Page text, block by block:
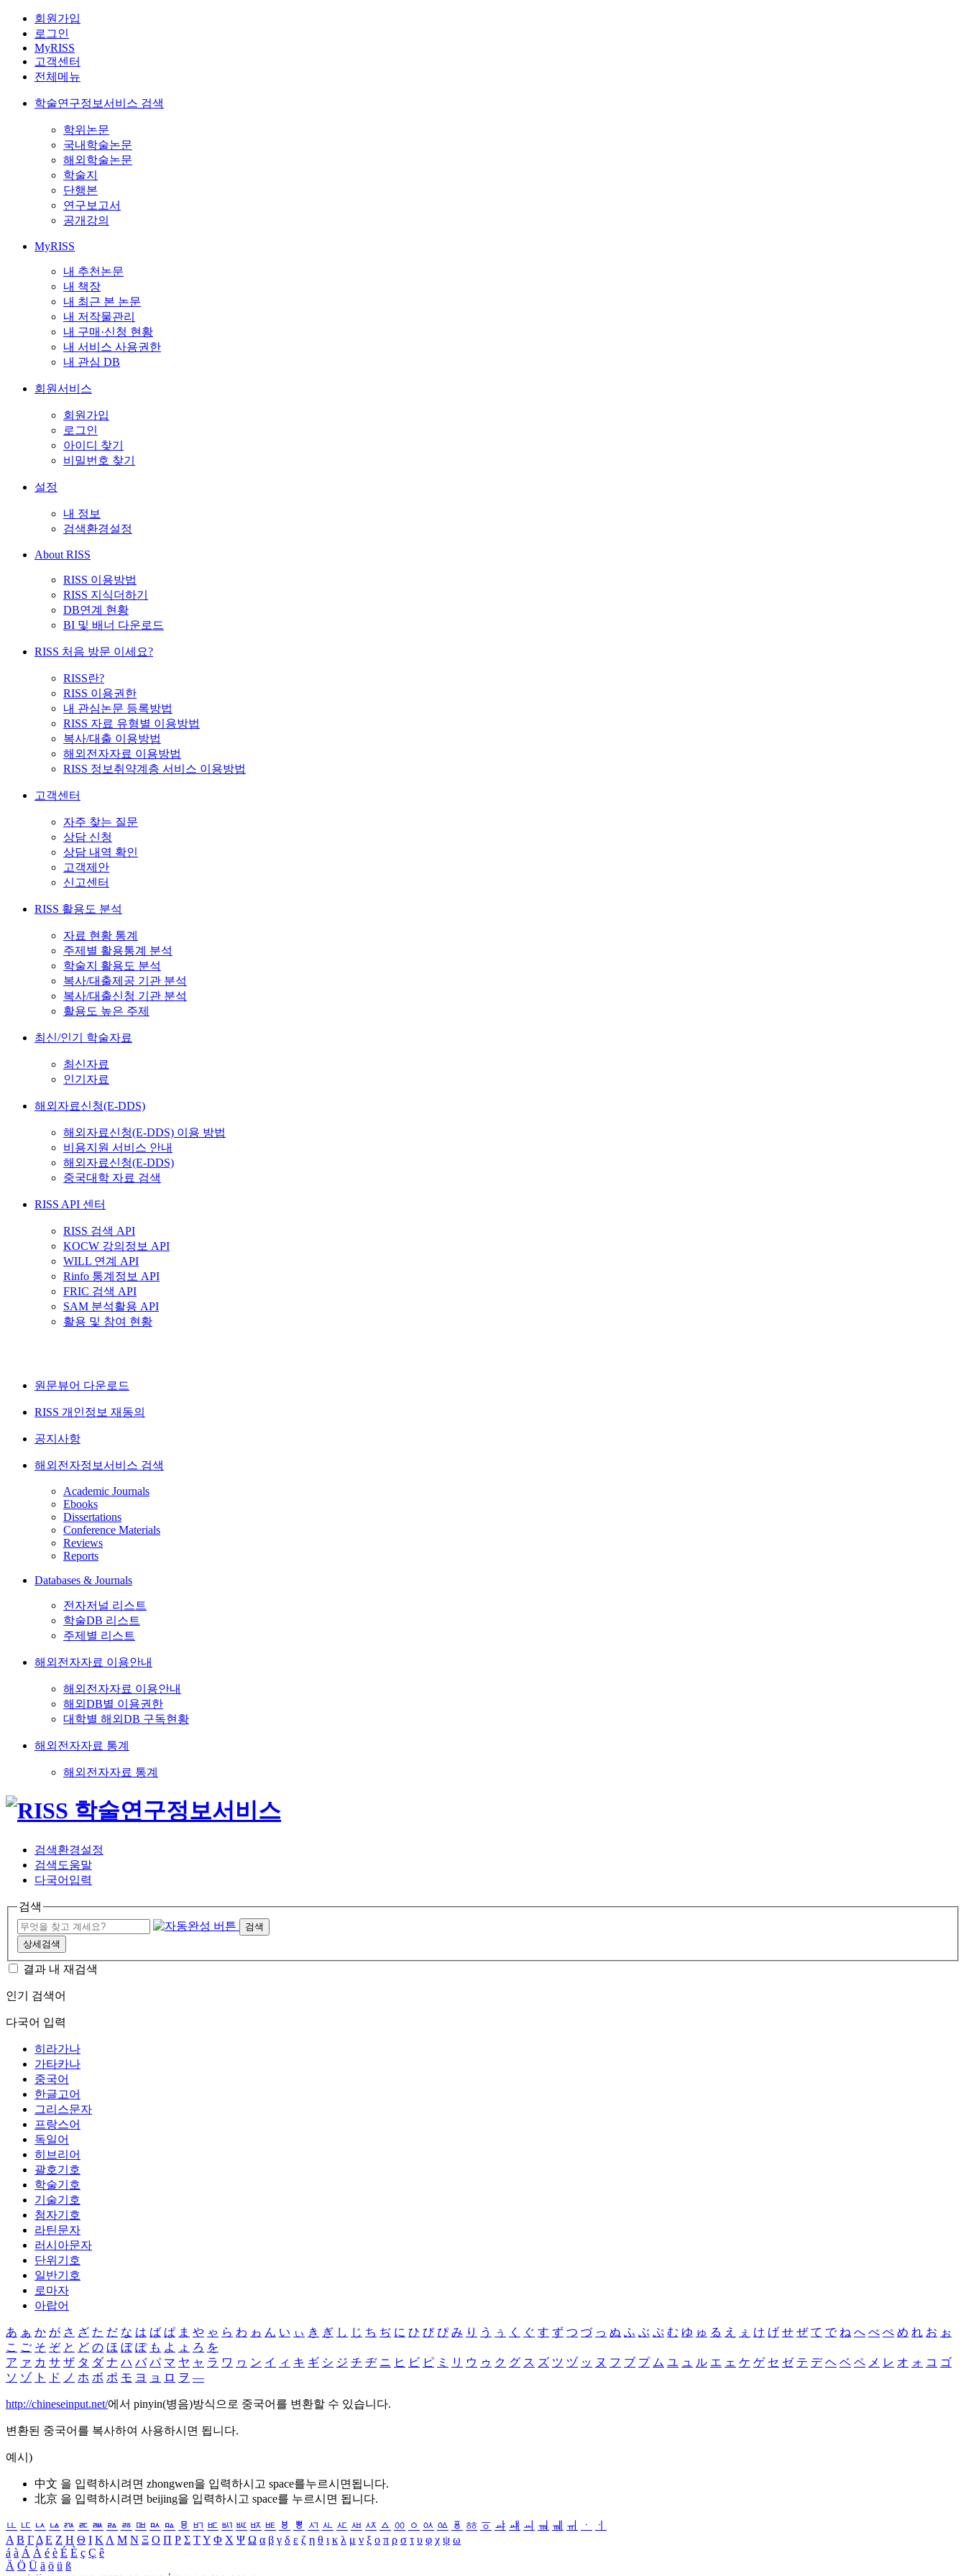
회원가입
로그인
MyRISS
고객센터
전체메뉴
학술연구정보서비스 검색
학위논문
국내학술논문
해외학술논문
학술지
단행본
연구보고서
공개강의
MyRISS
내 추천논문
내 책장
내 최근 본 논문
내 저작물관리
내 구매·신청 현황
내 서비스 사용권한
내 관심 DB
회원서비스
회원가입
로그인
아이디 찾기
비밀번호 찾기
설정
내 정보
검색환경설정
About RISS
RISS 이용방법
RISS 지식더하기
DB연계 현황
BI 및 배너 다운로드
RISS 처음 방문 이세요?
RISS란?
RISS 이용권한
내 관심논문 등록방법
RISS 자료 유형별 이용방법
복사/대출 이용방법
해외전자자료 이용방법
RISS 정보취약계층 서비스 이용방법
고객센터
자주 찾는 질문
상담 신청
상담 내역 확인
고객제안
신고센터
RISS 활용도 분석
자료 현황 통계
주제별 활용통계 분석
학술지 활용도 분석
복사/대출제공 기관 분석
복사/대출신청 기관 분석
활용도 높은 주제
최신/인기 학술자료
최신자료
인기자료
해외자료신청(E-DDS)
해외자료신청(E-DDS) 이용 방법
비용지원 서비스 안내
해외자료신청(E-DDS)
중국대학 자료 검색
RISS API 센터
RISS 검색 API
KOCW 강의정보 API
WILL 연계 API
Rinfo 통계정보 API
FRIC 검색 API
SAM 분석활용 API
활용 및 참여 현황
원문뷰어 다운로드
RISS 개인정보 재동의
공지사항
해외전자정보서비스 검색
Academic Journals
Ebooks
Dissertations
Conference Materials
Reviews
Reports
Databases & Journals
전자저널 리스트
학술DB 리스트
주제별 리스트
해외전자자료 이용안내
해외전자자료 이용안내
해외DB별 이용권한
대학별 해외DB 구독현황
해외전자자료 통계
해외전자자료 통계
검색환경설정
검색도움말
다국어입력
검색
검색
상세검색
결과 내 재검색
인기 검색어
다국어 입력
히라가나
가타카나
중국어
한글고어
그리스문자
프랑스어
독일어
히브리어
괄호기호
학술기호
기술기호
첨자기호
라틴문자
러시아문자
단위기호
일반기호
로마자
아랍어
あ ぁ か が さ ざ た だ な は ば ぱ ま や ゃ ら わ ゎ ん い ぃ き ぎ し じ ち ぢ に ひ び ぴ み り う ぅ く ぐ す ず つ づ っ ぬ ふ ぶ ぷ む ゆ ゅ る え ぇ け げ せ ぜ て で ね へ べ ぺ め れ お ぉ
こ ご そ ぞ と ど の ほ ぼ ぽ も よ ょ ろ を
ア ァ カ サ ザ タ ダ ナ ハ バ パ マ ヤ ャ ラ ワ ヮ ン イ ィ キ ギ シ ジ チ ヂ ニ ヒ ビ ピ ミ リ ウ ゥ ク グ ス ズ ツ ヅ ッ ヌ フ ブ プ ム ユ ュ ル エ ェ ケ ゲ セ ゼ テ デ ヘ ベ ペ メ レ オ ォ コ ゴ
ソ ゾ ト ド ノ ホ ボ ポ モ ヨ ョ ロ ヲ ―
http://chineseinput.net/에서 pinyin(병음)방식으로 중국어를 변환할 수 있습니다.
변환된 중국어를 복사하여 사용하시면 됩니다.
예시)
中文 을 입력하시려면 zhongwen을 입력하시고 space를누르시면됩니다.
北京 을 입력하시려면 beijing을 입력하시고 space를 누르시면 됩니다.
ㅥ ㅦ ㅧ ㅨ ㅩ ㅪ ㅫ ㅬ ㅭ ㅮ ㅯ ㅰ ㅱ ㅲ ㅳ ㅴ ㅵ ㅶ ㅷ ㅸ ㅹ ㅺ ㅻ ㅼ ㅽ ㅾ ㅿ ㆀ ㆁ ㆂ ㆃ ㆄ ㆅ ㆆ ㆇ ㆈ ㆉ ㆊ ㆋ ㆌ ㆍ
ㆎ
Α Β ΓΔ Ε Ζ Η Θ Ι ΚΛ Μ Ν Ξ Ο Π Ρ Σ ΤΥ Φ Χ Ψ Ω α β γ δ ε ζ η θ ι κ λ μ ν ξ ο π ρ σ τ υ φ χ ψ ω
á à Á À é è É È ç Ç ê
Ä Ö Ü ä ö ü ß